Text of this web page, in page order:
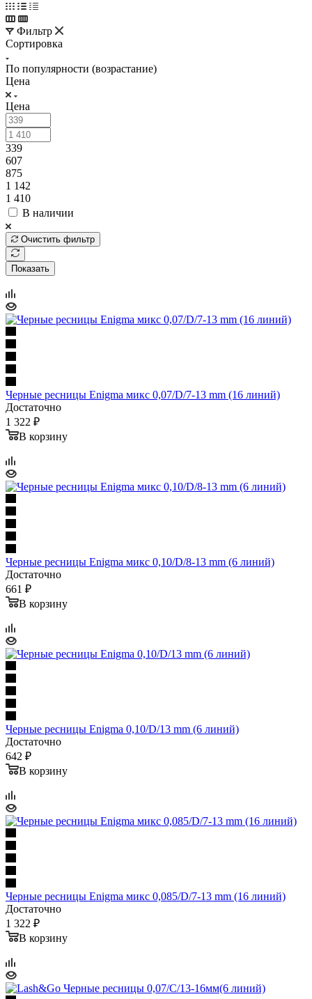
Фильтр
Сортировка
По популярности (возрастание)
Цена
Цена
339
607
875
1 142
1 410
В наличии
Очистить фильтр
Показать
Черные ресницы Enigma микс 0,07/D/7-13 mm (16 линий)
Достаточно
1 322 ₽
В корзину
Черные ресницы Enigma микс 0,10/D/8-13 mm (6 линий)
Достаточно
661 ₽
В корзину
Черные ресницы Enigma 0,10/D/13 mm (6 линий)
Достаточно
642 ₽
В корзину
Черные ресницы Enigma микс 0,085/D/7-13 mm (16 линий)
Достаточно
1 322 ₽
В корзину